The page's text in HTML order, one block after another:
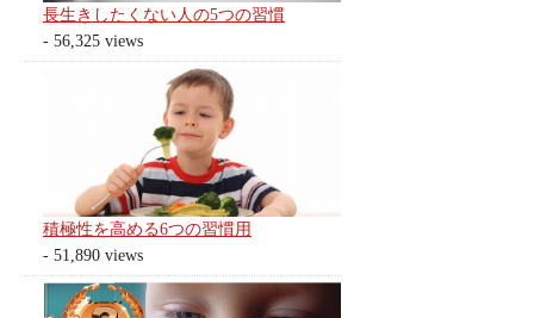
長生きしたくない人の5つの習慣
- 56,325 views
積極性を高める6つの習慣用
- 51,890 views